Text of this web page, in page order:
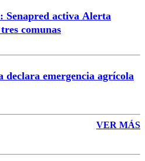
Senapred activa Alerta
comunas
emergencia agrícola
VER MÁS